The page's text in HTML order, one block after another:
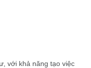
với khả năng tạo việc